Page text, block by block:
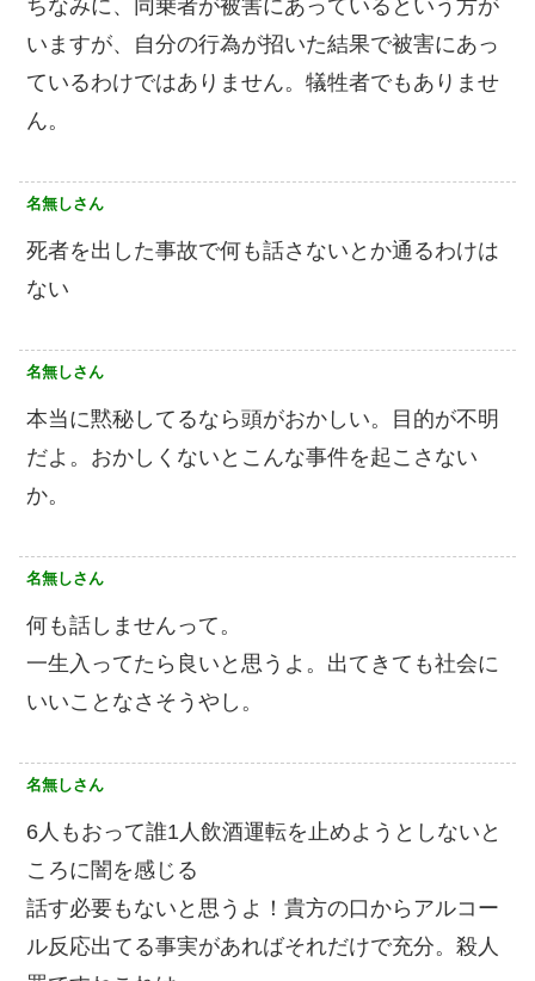
ちなみに、同乗者が被害にあっているという方が
いますが、自分の行為が招いた結果で被害にあっ
ているわけではありません。犠牲者でもありませ
ん。
名無しさん
死者を出した事故で何も話さないとか通るわけは
ない
名無しさん
本当に黙秘してるなら頭がおかしい。目的が不明
だよ。おかしくないとこんな事件を起こさない
か。
名無しさん
何も話しませんって。
一生入ってたら良いと思うよ。出てきても社会に
いいことなさそうやし。
名無しさん
6人もおって誰1人飲酒運転を止めようとしないと
ころに闇を感じる
話す必要もないと思うよ！貴方の口からアルコー
ル反応出てる事実があればそれだけで充分。殺人